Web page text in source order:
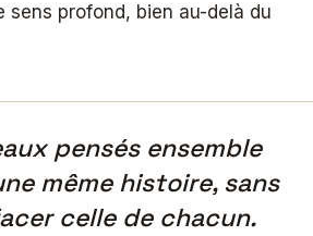
sens profond, bien au-delà du
pensés ensemble
même histoire, sans
celle de chacun.